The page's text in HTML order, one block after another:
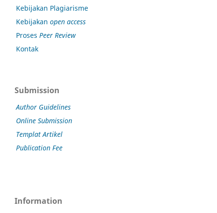
Kebijakan Plagiarisme
Kebijakan open access
Proses Peer Review
Kontak
Submission
Author Guidelines
Online Submission
Templat Artikel
Publication Fee
Information